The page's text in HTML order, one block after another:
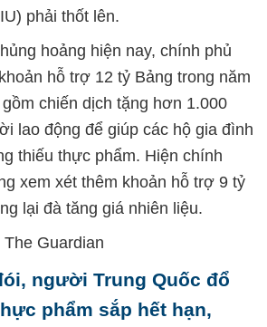
phải thốt lên.
hoảng hiện nay, chính phủ
hỗ trợ 12 tỷ Bảng trong năm
chiến dịch tặng hơn 1.000
lao động để giúp các hộ gia đình
thiếu thực phẩm. Hiện chính
xem xét thêm khoản hỗ trợ 9 tỷ
lại đà tăng giá nhiên liệu.
Guardian
người Trung Quốc đổ
phẩm sắp hết hạn,